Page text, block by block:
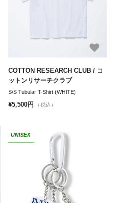
COTTON RESEARCH CLUB / コ
ットンリサーチクラブ
S/S Tubular T-Shirt (WHITE)
¥5,500円 （税込）
UNISEX